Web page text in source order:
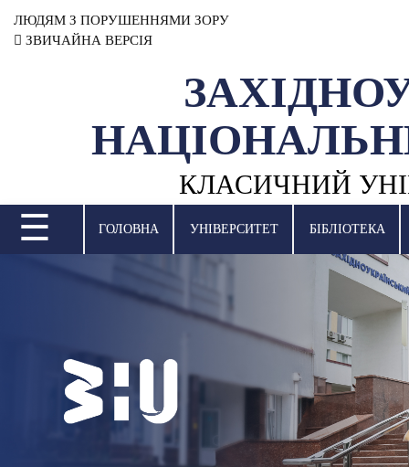
ЛЮДЯМ З ПОРУШЕННЯМИ ЗОРУ
ЗВИЧАЙНА ВЕРСІЯ
КЛАСИЧНИЙ
НАУКОВА ДІЯЛЬНІСТЬ
МІЖНАРОДНА ДІЯЛЬНІСТЬ
ВСТУПНА КАМПАНІЯ
БІБЛІОТЕКА
НОВИНИ
☰ ГОЛОВНА УНІВЕРСИТЕТ БІБЛІОТЕКА